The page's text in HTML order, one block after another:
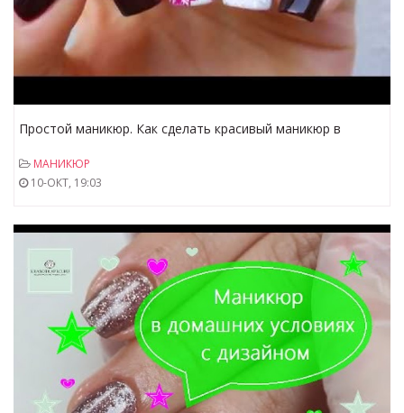
Простой маникюр. Как сделать красивый маникюр в
МАНИКЮР
10-ОКТ, 19:03